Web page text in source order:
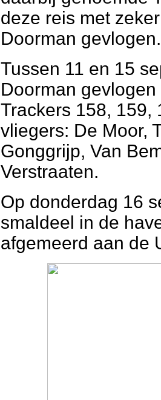
deze reis met
Doorman gevlogen.
Tussen 11 en 15
Doorman
Trackers 158, 159,
vliegers: De Moor,
Gonggrijp, Van
Verstraaten.
Op donderdag 16
smaldeel in de
afgemeerd aan de